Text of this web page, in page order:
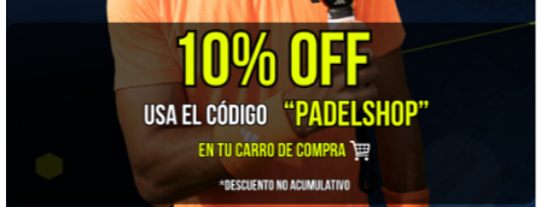
balance alto sigue sin ser ágil.
🎯 ¿Para quién es?
Para quien ama el formato diamante pero encuentra la
Technical Viper demasiado rígida, y para el atacante que juega
muchos partidos a la semana y quiere proteger sus
articulaciones. Si prefieres el tacto seco y sin filtro, mira la